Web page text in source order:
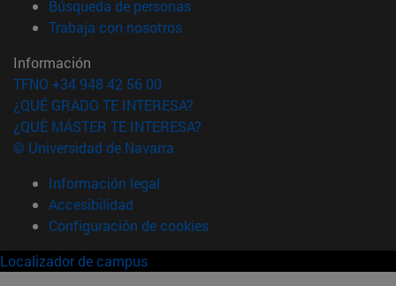
Búsqueda de personas(abre en nueva ventana)
Trabaja con nosotros(abre en nueva ventana)
Información
TFNO +34 948 42 56 00
¿QUÉ GRADO TE INTERESA?
¿QUÉ MÁSTER TE INTERESA?
© Universidad de Navarra
Información legal
Accesibilidad
Configuración de cookies
Localizador de campus